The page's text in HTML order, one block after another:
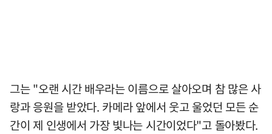
그는 "오랜 시간 배우라는 이름으로 살아오며 참 많은 사
랑과 응원을 받았다. 카메라 앞에서 웃고 울었던 모든 순
간이 제 인생에서 가장 빛나는 시간이었다"고 돌아봤다.